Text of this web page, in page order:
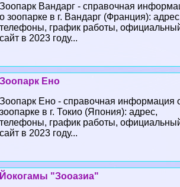
Зоопарк Вандарг - справочная
о зоопарке в г. Вандарг (Франция):
телефоны, график работы,
сайт в 2023 году...
Зоопарк Ено
Зоопарк Ено - справочная информация
зоопарке в г. Токио (Япония): адрес,
телефоны, график работы,
сайт в 2023 году...
Йокогамы "Зооазиа"